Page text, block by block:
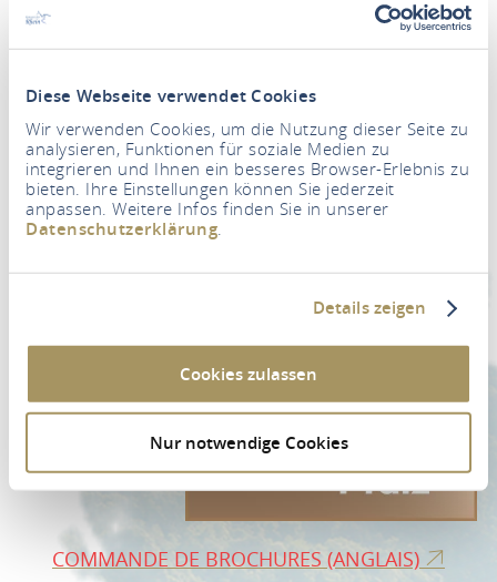
Diese Webseite verwendet Cookies
Wir verwenden Cookies, um die Nutzung dieser Seite zu
analysieren, Funktionen für soziale Medien zu
integrieren und Ihnen ein besseres Browser-Erlebnis zu
bieten. Ihre Einstellungen können Sie jederzeit
anpassen. Weitere Infos finden Sie in unserer
Datenschutzerklärung
Details zeigen
Cookies zulassen
Nur notwendige Cookies
Newsletter
Votre adresse e-mail*
VERS L'INSCRIPTION À LA NEWSLETTER
COMMANDE DE BROCHURES (ANGLAIS)